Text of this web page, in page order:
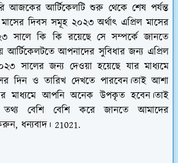
আজকের আর্টিকেলটি শুরু থেকে শেষ পর্যন্ত
দিবস সমূহ ২০২৩ অর্থাৎ এপ্রিল মাসের
সালে কি কি রয়েছে সে সম্পর্কে জানতে
আর্টিকেলটতে আপনাদের সুবিধার জন্য এপ্রিল
সালের জন্য দেওয়া হয়েছে যার মাধ্যমে
দিন ও তারিখ দেখতে পারবেন।তাই আশা
মাধ্যমে আপনি অনেক উপকৃত হবেন।তাই
তথ্য বেশি বেশি করে জানতে আমাদের
ধন্যবাদ। 21021.